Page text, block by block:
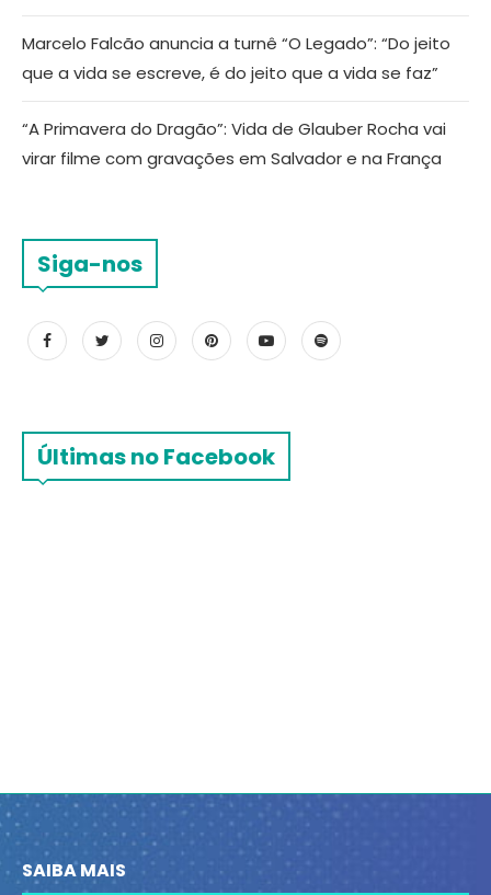
Marcelo Falcão anuncia a turnê “O Legado”: “Do jeito
que a vida se escreve, é do jeito que a vida se faz”
“A Primavera do Dragão”: Vida de Glauber Rocha vai
virar filme com gravações em Salvador e na França
Siga-nos
Últimas no Facebook
SAIBA MAIS